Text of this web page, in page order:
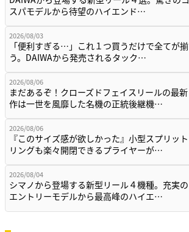
スパモデルから待望のハイエンド…
2026/08/03
「便利すぎる…」これ１つ買うだけで全てが揃
う。DAIWAから発売されるタック…
2026/08/06
まだあるぞ！クローズドフェイスリールの最新
作は一世を風靡した名機の正統後継機…
2026/08/06
『このサイズ感が欲しかった』小型スプリット
リングも楽々開閉できるプライヤーが…
2026/08/04
シマノから登場する新型リール４機種。充実の
エントリーモデルから最高峰のハイエ…